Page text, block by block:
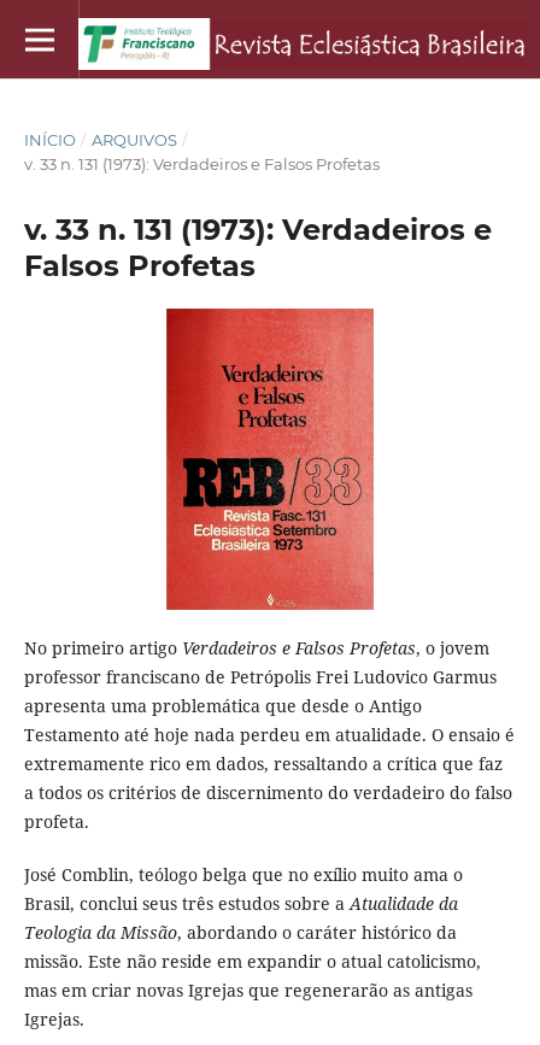
INÍCIO / ARQUIVOS /
v. 33 n. 131 (1973): Verdadeiros e Falsos Profetas
v. 33 n. 131 (1973): Verdadeiros e
Falsos Profetas
No primeiro artigo Verdadeiros e Falsos Profetas, o jovem
professor franciscano de Petrópolis Frei Ludovico Garmus
apresenta uma problemática que desde o Antigo
Testamento até hoje nada perdeu em atualidade. O ensaio é
extremamente rico em dados, ressaltando a crítica que faz
a todos os critérios de discernimento do verdadeiro do falso
profeta.
José Comblin, teólogo belga que no exílio muito ama o
Brasil, conclui seus três estudos sobre aAtualidade da
Teologia da Missão, abordando o caráter histórico da
missão. Este não reside em expandir o atual catolicismo,
mas em criar novas Igrejas que regenerarão as antigas
Igrejas.